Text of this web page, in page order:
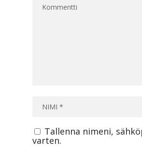
Tallenna nimeni,
varten.